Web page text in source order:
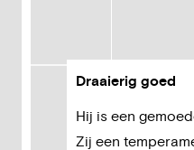
Draaierig goed
Hij is een
Zij een